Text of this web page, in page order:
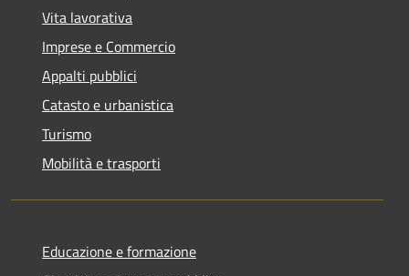
Vita lavorativa
Imprese e Commercio
Appalti pubblici
Catasto e urbanistica
Turismo
Mobilità e trasporti
Educazione e formazione